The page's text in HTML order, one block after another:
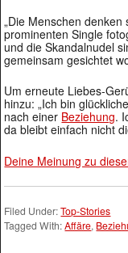
„Die Menschen
prominenten Single
und die Skandalnudel
gemeinsam gesichtet
Um erneute Liebes-
hinzu: „Ich bin
nach einer Beziehung.
da bleibt einfach nicht
Deine Meinung zu
Filed Under:Top-Stories
Tagged With:Affäre,